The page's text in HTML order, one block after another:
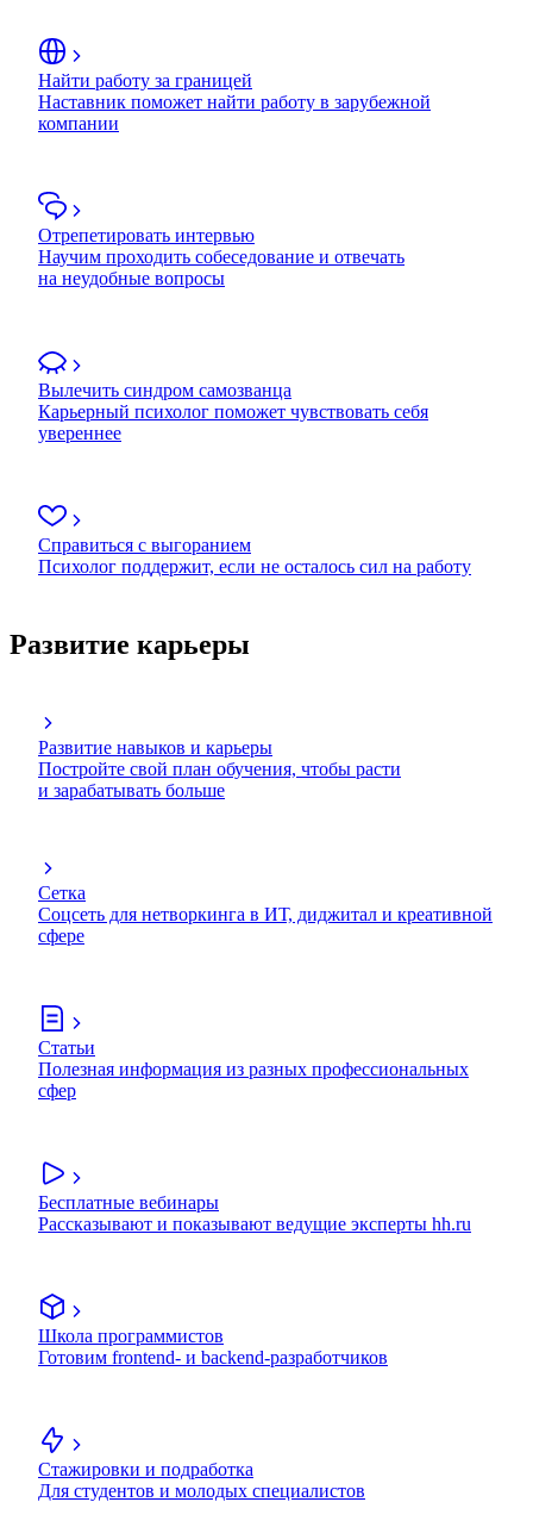
Найти работу за границей
Наставник поможет найти работу в зарубежной
компании
Отрепетировать интервью
Научим проходить собеседование и отвечать
на неудобные вопросы
Вылечить синдром самозванца
Карьерный психолог поможет чувствовать себя
увереннее
Справиться с выгоранием
Психолог поддержит, если не осталось сил на работу
Развитие карьеры
Развитие навыков и карьеры
Постройте свой план обучения, чтобы расти
и зарабатывать больше
Сетка
Соцсеть для нетворкинга в ИТ, диджитал и креативной
сфере
Статьи
Полезная информация из разных профессиональных
сфер
Бесплатные вебинары
Рассказывают и показывают ведущие эксперты hh.ru
Школа программистов
Готовим frontend- и backend-разработчиков
Стажировки и подработка
Для студентов и молодых специалистов